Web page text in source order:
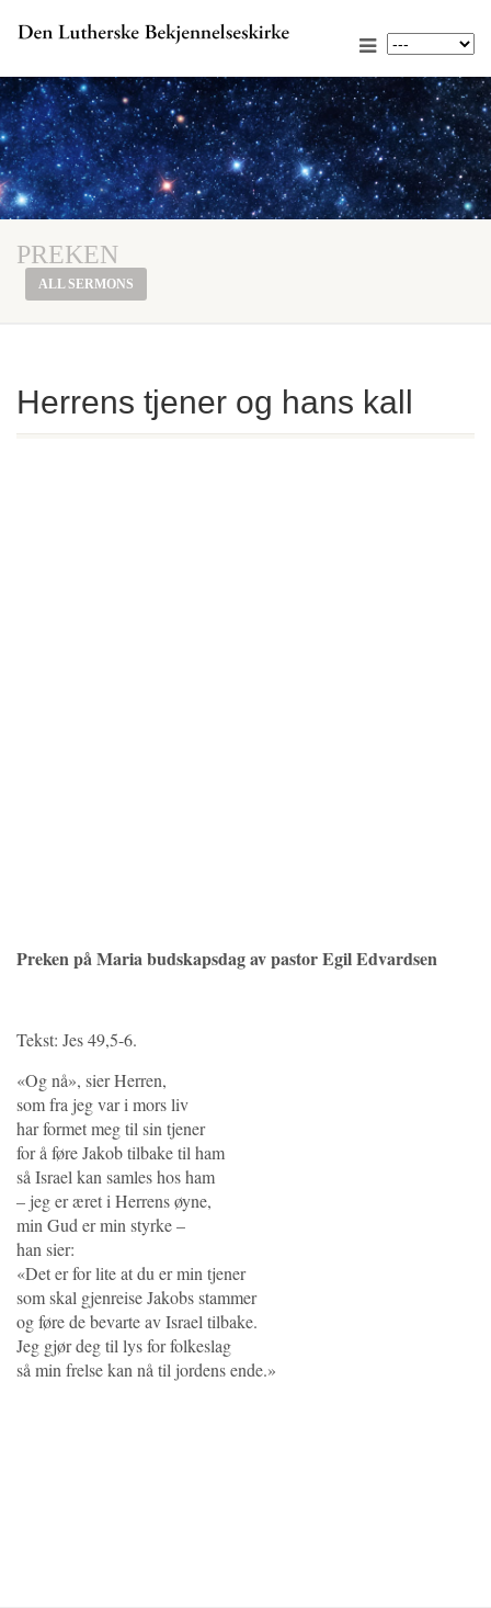
PREKEN
ALL SERMONS
Herrens tjener og hans kall
Preken på Maria budskapsdag av pastor Egil Edvardsen
Tekst: Jes 49,5-6.
«Og nå», sier Herren,
som fra jeg var i mors liv
har formet meg til sin tjener
for å føre Jakob tilbake til ham
så Israel kan samles hos ham
– jeg er æret i Herrens øyne,
min Gud er min styrke –
han sier:
«Det er for lite at du er min tjener
som skal gjenreise Jakobs stammer
og føre de bevarte av Israel tilbake.
Jeg gjør deg til lys for folkeslag
så min frelse kan nå til jordens ende.»